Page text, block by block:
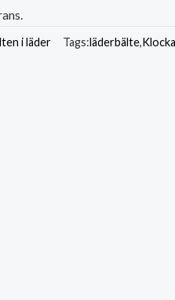
i läder Tags:läderbälte,